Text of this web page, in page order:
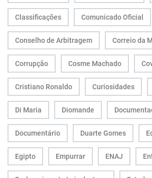
Classificações Comunicado Oficial
Conselho de Arbitragem Correio da
Corrupção Cosme Machado
Cristiano Ronaldo Curiosidades
Di Maria Diomande
Documentário Duarte Gomes
Egipto Empurrar ENAJ